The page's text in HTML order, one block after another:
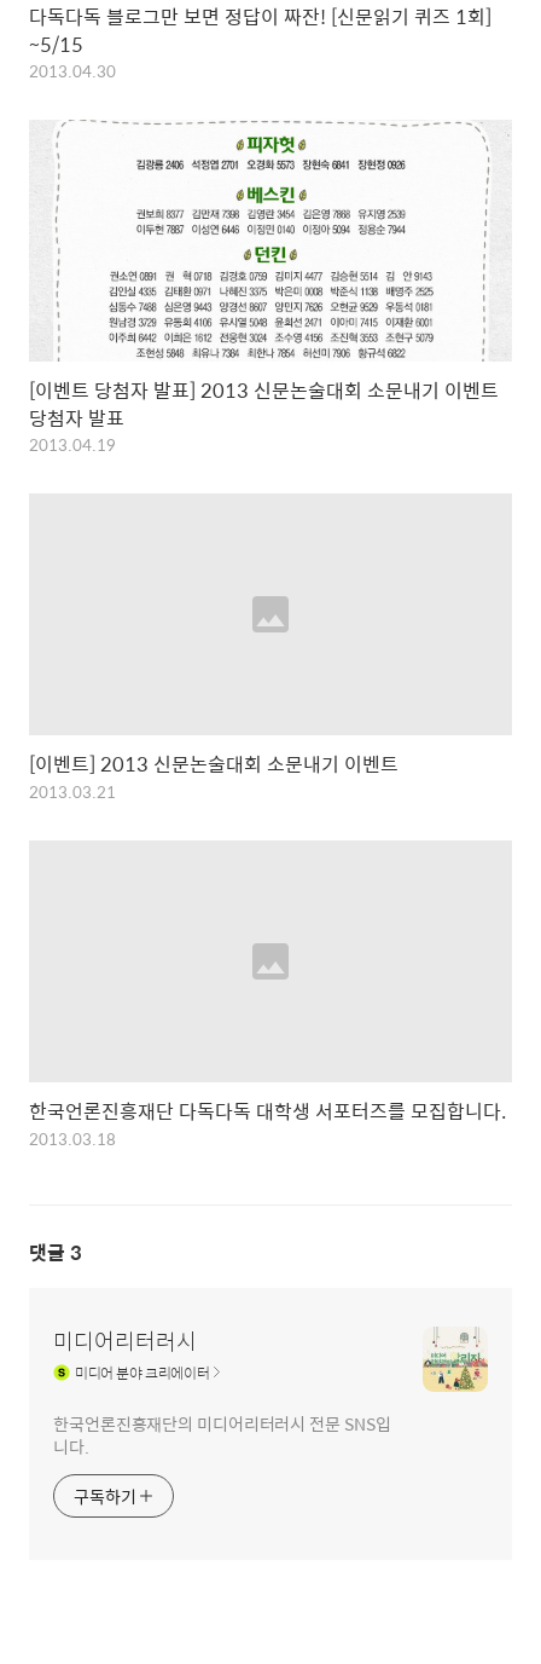
다독다독 블로그만 보면 정답이 짜잔! [신문읽기 퀴즈 1회]
~5/15
2013.04.30
[이벤트 당첨자 발표] 2013 신문논술대회 소문내기 이벤트
당첨자 발표
2013.04.19
[이벤트] 2013 신문논술대회 소문내기 이벤트
2013.03.21
한국언론진흥재단 다독다독 대학생 서포터즈를 모집합니다.
2013.03.18
댓글 3
미디어리터러시
미디어분야 크리에이터
한국언론진흥재단의 미디어리터러시 전문 SNS입
니다.
구독하기